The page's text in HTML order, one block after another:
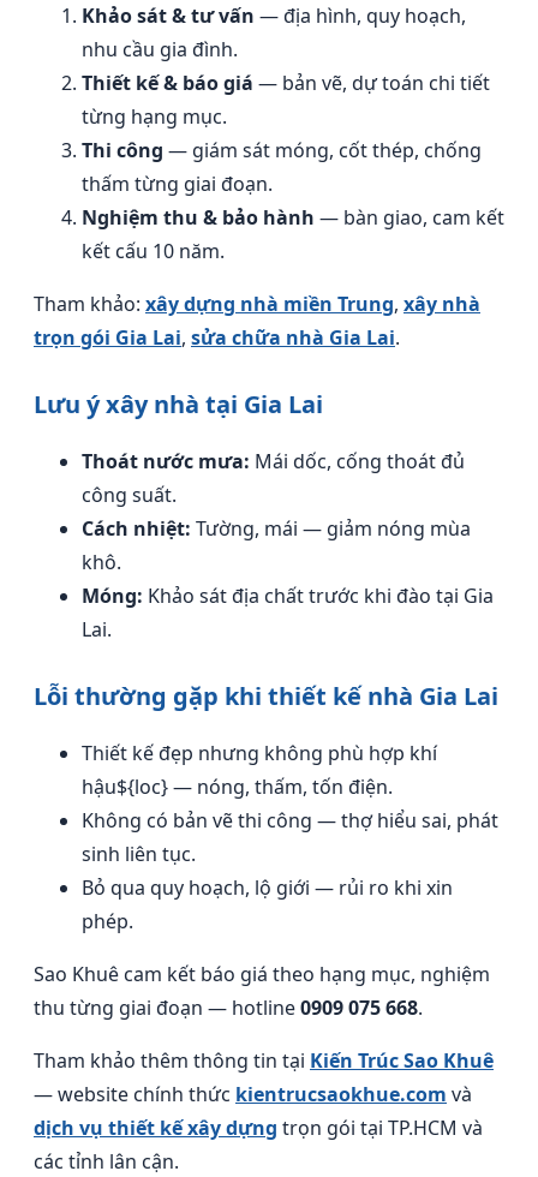
Khảo sát & tư vấn — địa hình, quy hoạch,
nhu cầu gia đình.
Thiết kế & báo giá — bản vẽ, dự toán chi tiết
từng hạng mục.
Thi công — giám sát móng, cốt thép, chống
thấm từng giai đoạn.
Nghiệm thu & bảo hành — bàn giao, cam kết
kết cấu 10 năm.
Tham khảo: xây dựng nhà miền Trung, xây nhà
trọn gói Gia Lai, sửa chữa nhà Gia Lai.
Lưu ý xây nhà tại Gia Lai
Thoát nước mưa: Mái dốc, cống thoát đủ
công suất.
Cách nhiệt: Tường, mái — giảm nóng mùa
khô.
Móng: Khảo sát địa chất trước khi đào tại Gia
Lai.
Lỗi thường gặp khi thiết kế nhà Gia Lai
Thiết kế đẹp nhưng không phù hợp khí
hậu${loc} — nóng, thấm, tốn điện.
Không có bản vẽ thi công — thợ hiểu sai, phát
sinh liên tục.
Bỏ qua quy hoạch, lộ giới — rủi ro khi xin
phép.
Sao Khuê cam kết báo giá theo hạng mục, nghiệm
thu từng giai đoạn — hotline0909 075 668.
Tham khảo thêm thông tin tại Kiến Trúc Sao Khuê
— website chính thức kientrucsaokhue.com và
dịch vụ thiết kế xây dựng trọn gói tại TP.HCM và
các tỉnh lân cận.